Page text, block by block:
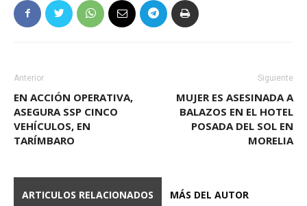
Anterior
EN ACCIÓN OPERATIVA,
ASEGURA SSP CINCO
VEHÍCULOS, EN
TARÍMBARO
Siguiente
MUJER ES ASESINADA A
BALAZOS EN EL HOTEL
POSADA DEL SOL EN
MORELIA
ARTICULOS RELACIONADOS MÁS DEL AUTOR